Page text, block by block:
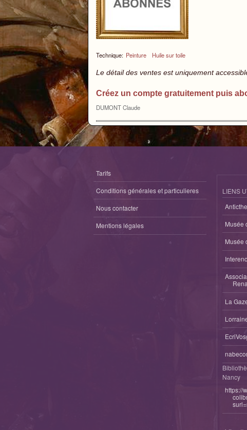
Technique: Peinture Huile sur toile
Le détail des ventes est uniquement
Créez un compte gratuitement puis
DUMONT Claude
Tarifs
Conditions générales et particulieres
Nous contacter
Mentions légales
LIENS
Musée
Musée
La
Nancy
https://